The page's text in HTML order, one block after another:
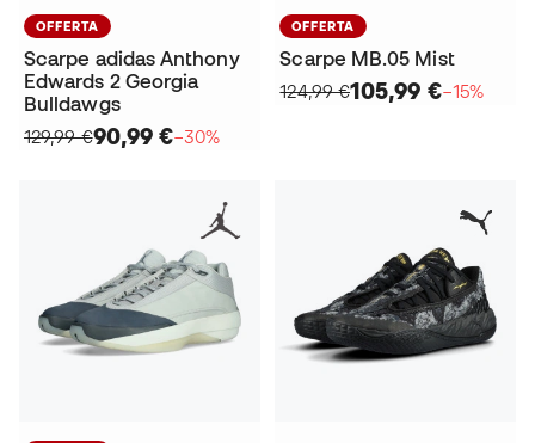
OFFERTA
Scarpe adidas Anthony
Edwards 2 Georgia
Bulldawgs
129,99 €90,99 €−30%
OFFERTA
Scarpe MB.05 Mist
124,99 €105,99 €−15%